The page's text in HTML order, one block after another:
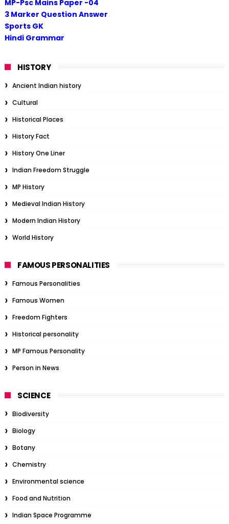
MP-Psc Mains Paper -04
3 Marker Question Answer
Sports GK
Hindi Grammar
HISTORY
Ancient Indian history
Cultural
Historical Places
History Fact
History One Liner
Indian Freedom Struggle
MP History
Medieval Indian History
Modern Indian History
World History
FAMOUS PERSONALITIES
Famous Personalities
Famous Women
Freedom Fighters
Historical personality
MP Famous Personality
Person in News
SCIENCE
Biodiversity
Biology
Botany
Chemistry
Environmental science
Food and Nutrition
Indian Space Programme